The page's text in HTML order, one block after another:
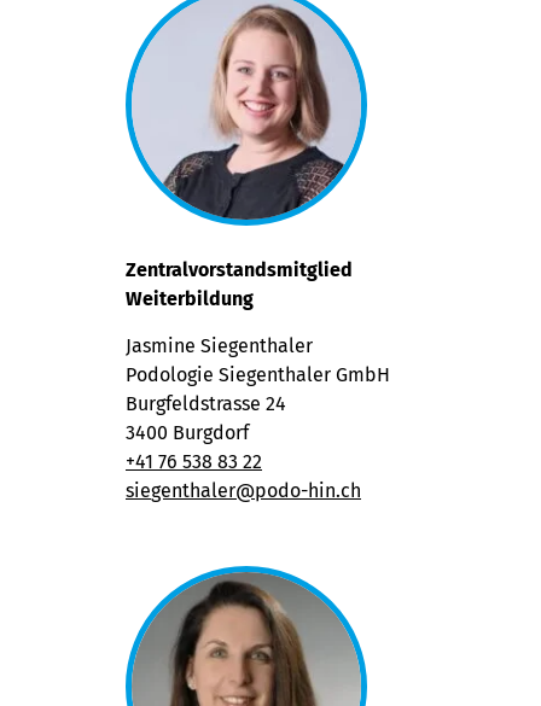
Zentralvorstandsmitglied
Weiterbildung
Jasmine Siegenthaler
Podologie Siegenthaler GmbH
Burgfeldstrasse 24
3400 Burgdorf
+41 76 538 83 22
siegenthaler@podo-hin.ch